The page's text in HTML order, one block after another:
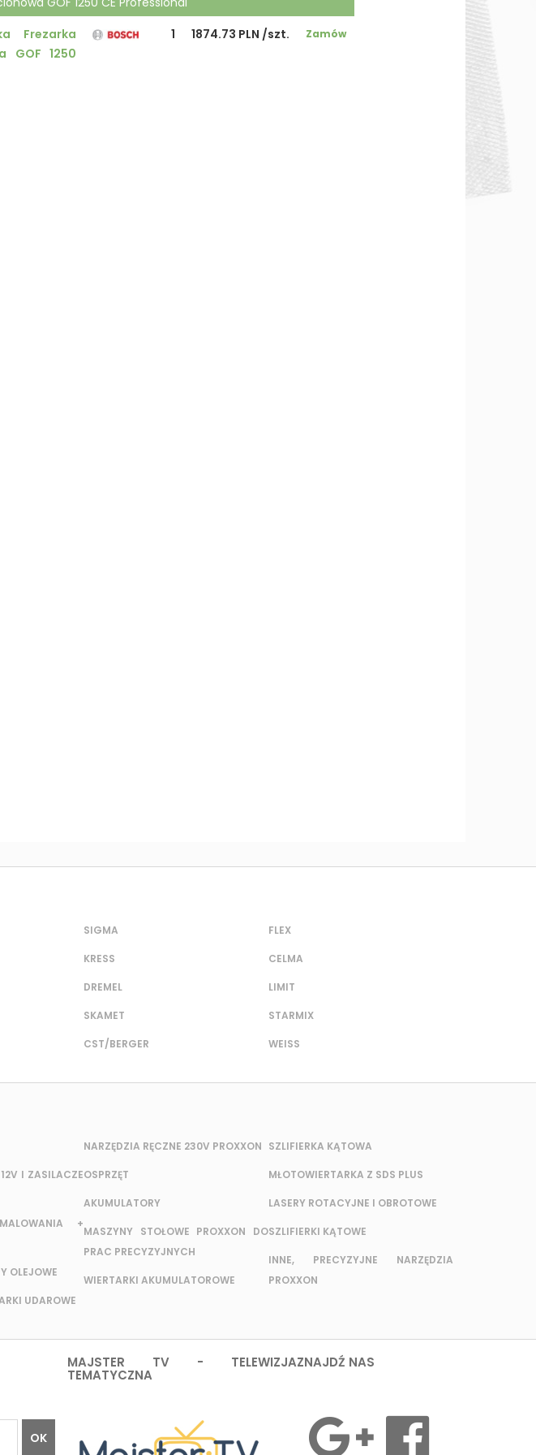
Frezarka
GOF 1250
1 1874.73 PLN /szt. Zamów
SIGMA
KRESS
DREMEL
SKAMET
CST/BERGER
FLEX
CELMA
LIMIT
STARMIX
WEISS
I ZASILACZE
+
OLEJOWE
UDAROWE
NARZĘDZIA RĘCZNE 230V PROXXON
OSPRZĘT
AKUMULATORY
MASZYNY STOŁOWE PROXXON DO
PRAC PRECYZYJNYCH
WIERTARKI AKUMULATOROWE
SZLIFIERKA KĄTOWA
MŁOTOWIERTARKA Z SDS PLUS
LASERY ROTACYJNE I OBROTOWE
SZLIFIERKI KĄTOWE
INNE, PRECYZYJNE NARZĘDZIA
PROXXON
OK
MAJSTER TV - TELEWIZJA
TEMATYCZNA
ZNAJDŹ NAS